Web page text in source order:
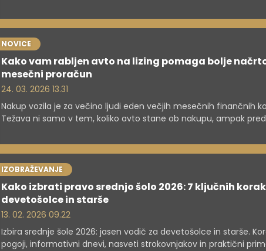
NOVICE
Kako vam rabljen avto na lizing pomaga bolje
mesečni proračun
24. 03. 2026 13.31
Nakup vozila je za večino ljudi eden večjih mesečnih finančnih
Težava ni samo v tem, koliko avto stane ob nakupu, ampak
kupcev ne odloča več samo med tem, kateri model izbrati,
tem, kako vozilo financirati na način, ki je dolgoročno vzdržen.
IZOBRAŽEVANJE
Kako izbrati pravo srednjo šolo 2026: 7 ključnih
devetošolce in starše
13. 02. 2026 09.22
Izbira srednje šole 2026: jasen vodič za devetošolce in starše.
pogoji, informativni dnevi, nasveti strokovnjakov in praktični